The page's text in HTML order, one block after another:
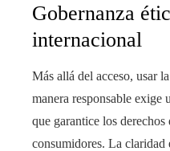
Gobernanza
internacional
Más allá del acceso, usar
manera responsable exige
que garantice los
consumidores. La claridad